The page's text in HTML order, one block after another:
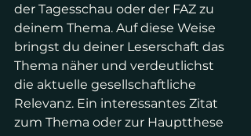
der Tagesschau oder der FAZ zu
deinem Thema. Auf diese Weise
bringst du deiner Leserschaft das
Thema näher und verdeutlichst
die aktuelle gesellschaftliche
Relevanz. Ein interessantes Zitat
zum Thema oder zur Hauptthese